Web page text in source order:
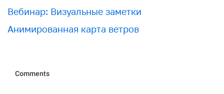
Вебинар: Визуальные заметки
Анимированная карта ветров